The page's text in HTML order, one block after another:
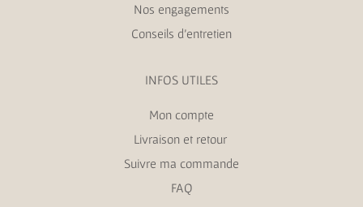
Nos engagements
Conseils d’entretien
INFOS UTILES
Mon compte
Livraison et retour
Suivre ma commande
FAQ